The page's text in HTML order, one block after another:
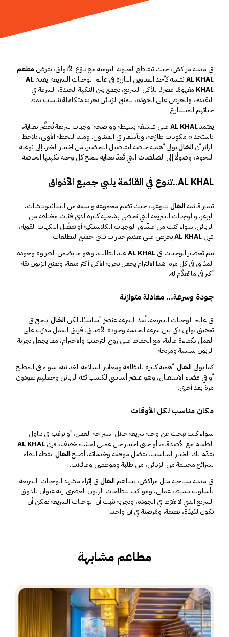
في مدينة مراكش، حيث تتقاطع الحيوية اليومية مع تنوّع الأذواق، يفرض مطعم
AL KHALنفسه كأحد العناوين البارزة في عالم الوجبات السريعة. يقدمAL
KHAL مفهومًا عصريًا للأكل السريع، يجمع بين النكهة الجيدة، السرعة في
التقديم، والحرص على الجودة، ليمنح الزبائن تجربة متكاملة تناسب نمط
حياتهم المتسارع.
يعتمدAL KHALعلى فلسفة بسيطة وواضحة: وجبات سريعة تُحضَّر بعناية،
باستخدام مكونات طازجة، وبأسعار في المتناول. ومنذ اللحظة الأولى، يلاحظ
الزائر أن الخاليولي أهمية خاصة لتفاصيل التحضير، من اختيار الخبز، إلى نوعية
اللحوم، وصولًا إلى الصلصات التي تُعدّ بعناية لتمنح كل وجبة نكهتها الخاصة.
AL KHAL..تنوع في القائمة يلبي جميع الأذواق
تتميز قائمةالخالبتنوعها، حيث تضم مجموعة واسعة من الساندويتشات،
البرغر، والوجبات السريعة التي تحظى بشعبية كبيرة لدى فئات مختلفة من
الزبائن. سواء كنت من عشّاق الوجبات الكلاسيكية أو تفضّل النكهات القوية،
فإنAL KHALيحرص على تقديم خيارات تلبي جميع التطلعات.
يتم تحضير الوجبات فيAL KHALعند الطلب، وهو ما يضمن الطراوة وجودة
المذاق في كل مرة. هذا الالتزام يجعل تجربة الأكل أكثر متعة، ويمنح الزبون ثقة
أكبر في ما يُقدَّم له.
جودة وسرعة… معادلة متوازنة
في عالم الوجبات السريعة، تُعد السرعة عنصرًا أساسيًا، لكن الخال ينجح في
تحقيق توازن ذكي بين سرعة الخدمة وجودة الأطباق. فريق العمل مدرّب على
العمل بكفاءة عالية، مع الحفاظ على روح الترحيب والاحترام، مما يجعل تجربة
الزبون سلسة ومريحة.
كما يولي الخال أهمية كبيرة للنظافة ومعايير السلامة الغذائية، سواء في المطبخ
أو في فضاء الاستقبال، وهو عنصر أساسي لكسب ثقة الزبائن وجعلهم يعودون
مرة بعد أخرى.
مكان مناسب لكل الأوقات
سواء كنت تبحث عن وجبة سريعة خلال استراحة العمل، أو ترغب في تناول
الطعام مع الأصدقاء، أو حتى اختيار حل عملي لعشاء خفيف، فإنAL KHAL
يقدّم لك الخيار المناسب. بفضل موقعه وخدماته، أصبحالخال نقطة التقاء
لشرائح مختلفة من الزبائن، من طلبة وموظفين وعائلات.
في مدينة سياحية مثل مراكش، يساهم الخالفي إثراء مشهد الوجبات السريعة
بأسلوب بسيط، عملي، ومواكب لتطلعات الزبون العصري. إنه عنوان للذوق
السريع الذي لا يفرّط في الجودة، وتجربة تثبت أن الوجبات السريعة يمكن أن
تكون لذيذة، نظيفة، ومُرضية في آن واحد.
مطاعم مشابهة